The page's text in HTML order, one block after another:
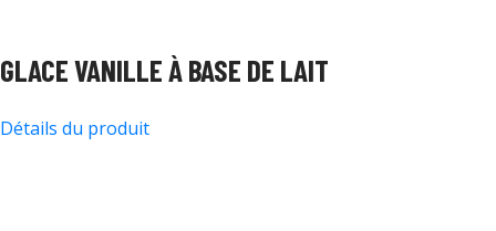
GLACE VANILLE À BASE DE LAIT
Détails du produit